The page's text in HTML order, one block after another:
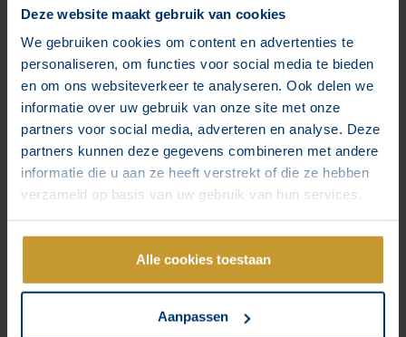
Deze website maakt gebruik van cookies
We gebruiken cookies om content en advertenties te
personaliseren, om functies voor social media te bieden
en om ons websiteverkeer te analyseren. Ook delen we
informatie over uw gebruik van onze site met onze
partners voor social media, adverteren en analyse. Deze
partners kunnen deze gegevens combineren met andere
informatie die u aan ze heeft verstrekt of die ze hebben
verzameld op basis van uw gebruik van hun services.
Alle cookies toestaan
Aanpassen
doelgroep waar je (het meest) voor werkt. In sommige
gevallen is die doelgroep erg voor de hand liggend, maar
voor sommige ondernemers is het best lastig om hun